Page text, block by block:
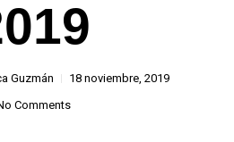
Guzmán
18 noviembre, 2019
Comments